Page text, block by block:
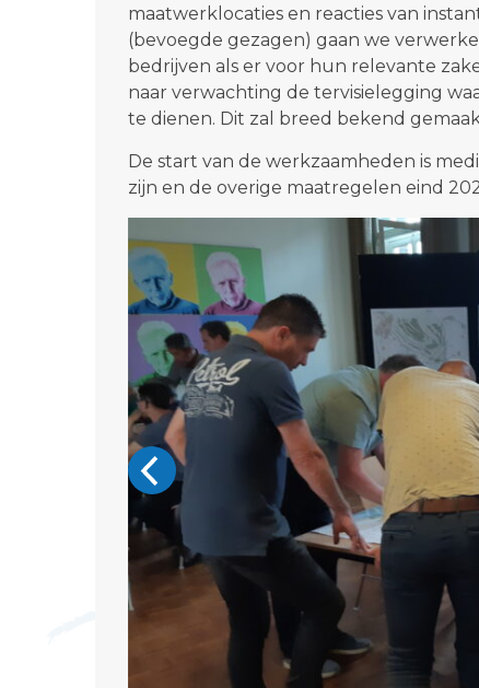
maatwerklocaties en reacties van
(bevoegde gezagen) gaan we
bedrijven als er voor hun relevante
naar verwachting de tervisielegging
te dienen. Dit zal breed bekend
De start van de werkzaamheden is
zijn en de overige maatregelen eind